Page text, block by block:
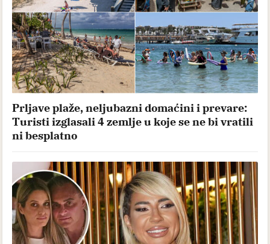
Prljave plaže, neljubazni domaćini i prevare:
Turisti izglasali 4 zemlje u koje se ne bi vratili
ni besplatno